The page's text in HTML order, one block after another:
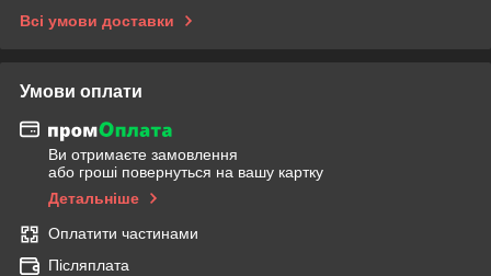
Всі умови доставки
Умови оплати
Ви отримаєте замовлення
або гроші повернуться на вашу картку
Детальніше
Оплатити частинами
Післяплата